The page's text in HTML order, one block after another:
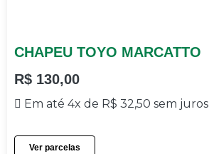
CHAPEU TOYO MARCATTO
R$ 130,00
Em até 4x de R$ 32,50 sem juros
Ver parcelas